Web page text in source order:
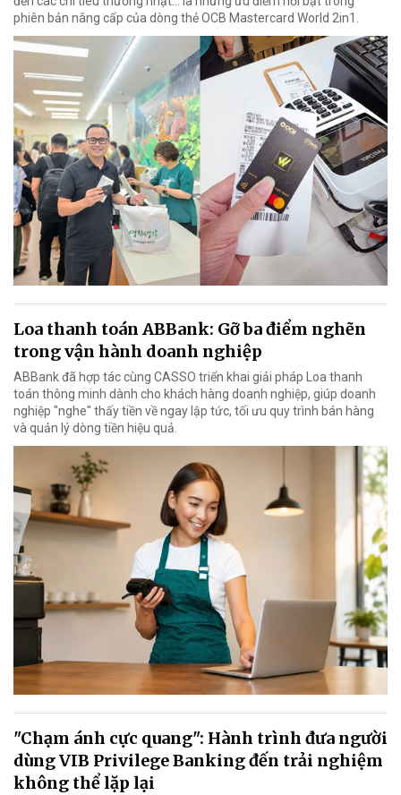
phiên bản nâng cấp của dòng thẻ OCB Mastercard World 2in1.
Loa thanh toán ABBank: Gỡ ba điểm nghẽn
trong vận hành doanh nghiệp
ABBank đã hợp tác cùng CASSO triển khai giải pháp Loa thanh
toán thông minh dành cho khách hàng doanh nghiệp, giúp doanh
nghiệp "nghe" thấy tiền về ngay lập tức, tối ưu quy trình bán hàng
và quản lý dòng tiền hiệu quả.
"Chạm ánh cực quang": Hành trình đưa người
dùng VIB Privilege Banking đến trải nghiệm
không thể lặp lại